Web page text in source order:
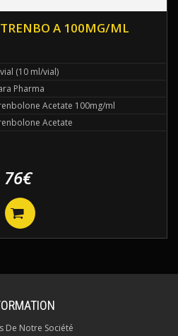
A 100MG/ML
(10 ml/vial)
Pharma
Acetate 100mg/ml
Acetate
76€
De Notre Société